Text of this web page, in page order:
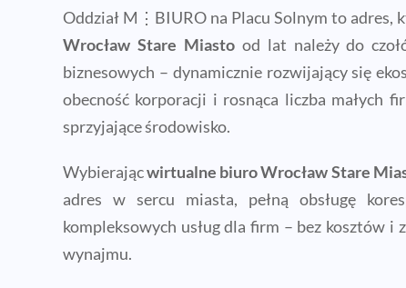
Oddział M⋮BIURO na Placu Solnym to adres,
Wrocław Stare Miastood lat należy do
biznesowych – dynamicznie rozwijający się
obecność korporacji i rosnąca liczba małych
sprzyjające środowisko.
Wybierającwirtualne biuro Wrocław Stare
adres w sercu miasta, pełną obsługę
kompleksowych usług dla firm – bez kosztów i
wynajmu.